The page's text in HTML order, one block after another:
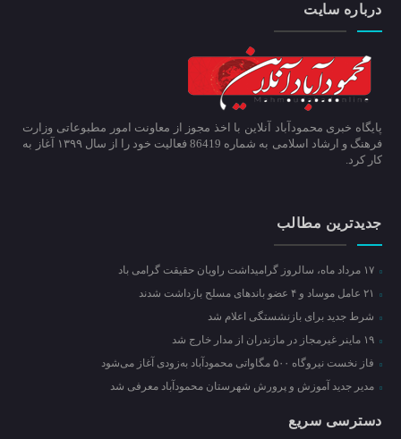
درباره سایت
پایگاه خبری محمودآباد آنلاین با اخذ مجوز از معاونت امور مطبوعاتی وزارت
فرهنگ و ارشاد اسلامی به شماره 86419 فعالیت خود را از سال ۱۳۹۹ آغاز به
کار کرد.
جدیدترین مطالب
۱۷ مرداد ماه، سالروز گرامیداشت راویان حقیقت گرامی باد
شرط جدید برای بازنشستگی اعلام شد
۱۹ ماینر غیرمجاز در مازندران از مدار خارج شد
فاز نخست نیروگاه ۵۰۰ مگاواتی محمودآباد به‌زودی آغاز می‌شود
مدیر جدید آموزش و پرورش شهرستان محمودآباد معرفی شد
دسترسی سریع